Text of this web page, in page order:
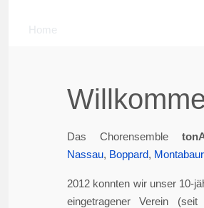
Home
Das Chorensemble
Nassau, Boppard, Montabaur
2012 konnten wir unser 10-
eingetragener Verein